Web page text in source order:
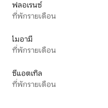
ฟลอเรนซ์
ที่พักรายเดือน
ไมอามี
ที่พักรายเดือน
ซีแอตเทิล
ที่พักรายเดือน